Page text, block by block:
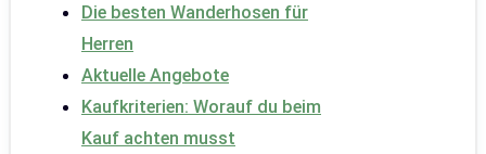
Die besten Wanderhosen für
Herren
Aktuelle Angebote
Kaufkriterien: Worauf du beim
Kauf achten musst